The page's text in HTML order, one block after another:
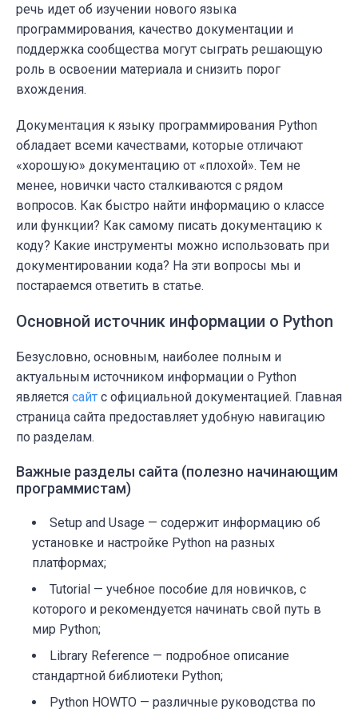
речь идет об изучении нового языка
программирования, качество документации и
поддержка сообщества могут сыграть решающую
роль в освоении материала и снизить порог
вхождения.
Документация к языку программирования Python
обладает всеми качествами, которые отличают
«хорошую» документацию от «плохой». Тем не
менее, новички часто сталкиваются с рядом
вопросов. Как быстро найти информацию о классе
или функции? Как самому писать документацию к
коду? Какие инструменты можно использовать при
документировании кода? На эти вопросы мы и
постараемся ответить в статье.
Основной источник информации о Python
Безусловно, основным, наиболее полным и
актуальным источником информации о Python
является сайт c официальной документацией. Главная
страница сайта предоставляет удобную навигацию
по разделам.
Важные разделы сайта (полезно начинающим
программистам)
Setup and Usage — содержит информацию об
установке и настройке Python на разных
платформах;
Tutorial — учебное пособие для новичков, с
которого и рекомендуется начинать свой путь в
мир Python;
Library Reference — подробное описание
стандартной библиотеки Python;
Python HOWTO — различные руководства по